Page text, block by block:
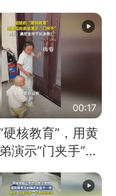
网友：怎么做
武的？
00:17
硬核教育”，用黄
演示“门夹手”，
然言传不如身